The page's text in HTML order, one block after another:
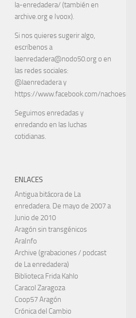
la-enredadera/ (también en
archive.org e Ivoox).
Si nos quieres sugerir algo,
escríbenos a
laenredadera@nodo50.org o en
las redes sociales:
@laenredadera y
https://www.facebook.com/
Seguimos enredadas y
enredando en las luchas
cotidianas.
ENLACES
Antigua bitácora de La
enredadera. De mayo de 2007 a
Junio de 2010
Aragón sin transgénicos
AraInfo
Archive (grabaciones / podcast
de La enredadera)
Biblioteca Frida Kahlo
Caracol Zaragoza
Coop57 Aragón
Crónica del Cambio